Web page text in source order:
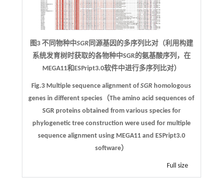
图3 不同物种中SGR同源基因的多序列比对（利用构建
系统发育树时获取的各物种中SGR的氨基酸序列，在
MEGA11和ESPript3.0软件中进行多序列比对）
Fig.3 Multiple sequence alignment ofSGR homologous
genes in different species（The amino acid sequences of
SGR proteins obtained from various species for
phylogenetic tree construction were used for multiple
sequence alignment using MEGA11 and ESPript3.0
software）
Full size